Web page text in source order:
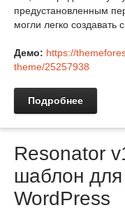
предустановленным
могли легко создавать
Демо: https://
theme/25257938
Подробнее
Resonator
шаблон для
WordPress